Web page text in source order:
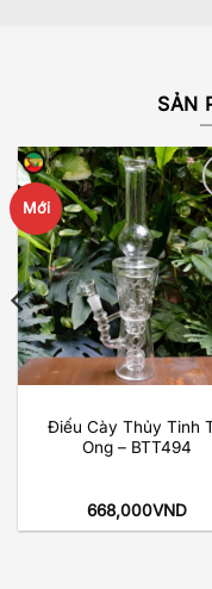
SẢN
Mới
Điếu Cày Thủy Tinh
Ong – BTT494
668,000VND